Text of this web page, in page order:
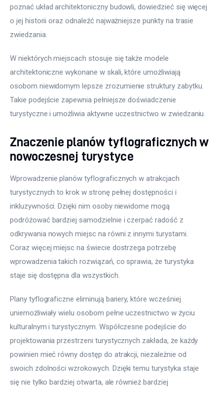
poznać układ architektoniczny budowli, dowiedzieć się więcej
o jej historii oraz odnaleźć najważniejsze punkty na trasie
zwiedzania.
W niektórych miejscach stosuje się także modele
architektoniczne wykonane w skali, które umożliwiają
osobom niewidomym lepsze zrozumienie struktury zabytku.
Takie podejście zapewnia pełniejsze doświadczenie
turystyczne i umożliwia aktywne uczestnictwo w zwiedzaniu.
Znaczenie planów tyflograficznych w
nowoczesnej turystyce
Wprowadzenie planów tyflograficznych w atrakcjach
turystycznych to krok w stronę pełnej dostępności i
inkluzywności. Dzięki nim osoby niewidome mogą
podróżować bardziej samodzielnie i czerpać radość z
odkrywania nowych miejsc na równi z innymi turystami.
Coraz więcej miejsc na świecie dostrzega potrzebę
wprowadzenia takich rozwiązań, co sprawia, że turystyka
staje się dostępna dla wszystkich.
Plany tyflograficzne eliminują bariery, które wcześniej
uniemożliwiały wielu osobom pełne uczestnictwo w życiu
kulturalnym i turystycznym. Współczesne podejście do
projektowania przestrzeni turystycznych zakłada, że każdy
powinien mieć równy dostęp do atrakcji, niezależnie od
swoich zdolności wzrokowych. Dzięki temu turystyka staje
się nie tylko bardziej otwarta, ale również bardziej